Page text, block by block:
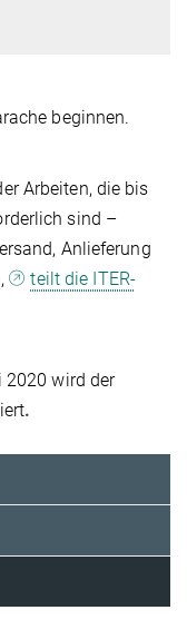
beginnen.
Arbeiten, die bis
sind –
Anlieferung
teilt die ITER-
2020 wird der
.